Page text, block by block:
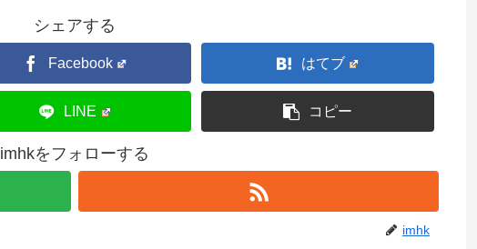
シェアする
Facebook はてブ
LINE コピー
imhkをフォローする
imhk